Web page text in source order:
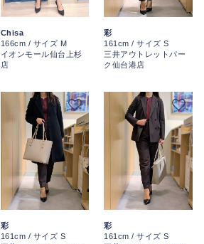
Chisa
166cm / サイズ M
イオンモール仙台上杉
店
彩
161cm / サイズ S
三井アウトレットパー
ク仙台港店
彩
161cm / サイズ S
彩
161cm / サイズ S